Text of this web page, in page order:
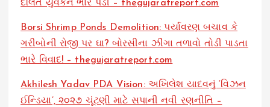
દલિત યુવકને ભારે પડી – thegujaratreport.com
Borsi Shrimp Ponds Demolition: પર્યાવરણ બચાવ કે
ગરીબોની રોજી પર ઘા? બોરસીના ઝીંગા તળાવો તોડી પાડતા
ભારે વિવાદ! – thegujaratreport.com
Akhilesh Yadav PDA Vision: અખિલેશ યાદવનું ‘વિઝન
ઈન્ડિયા’, ૨૦૨૭ ચૂંટણી માટે સપાની નવી રણનીતિ –